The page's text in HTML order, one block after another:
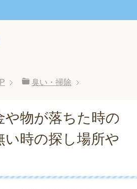
臭い・掃除
や物が落ちた時の
い時の探し場所や